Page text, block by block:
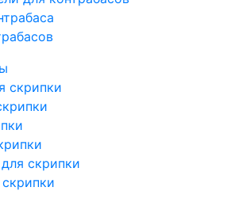
скрипки
скрипки